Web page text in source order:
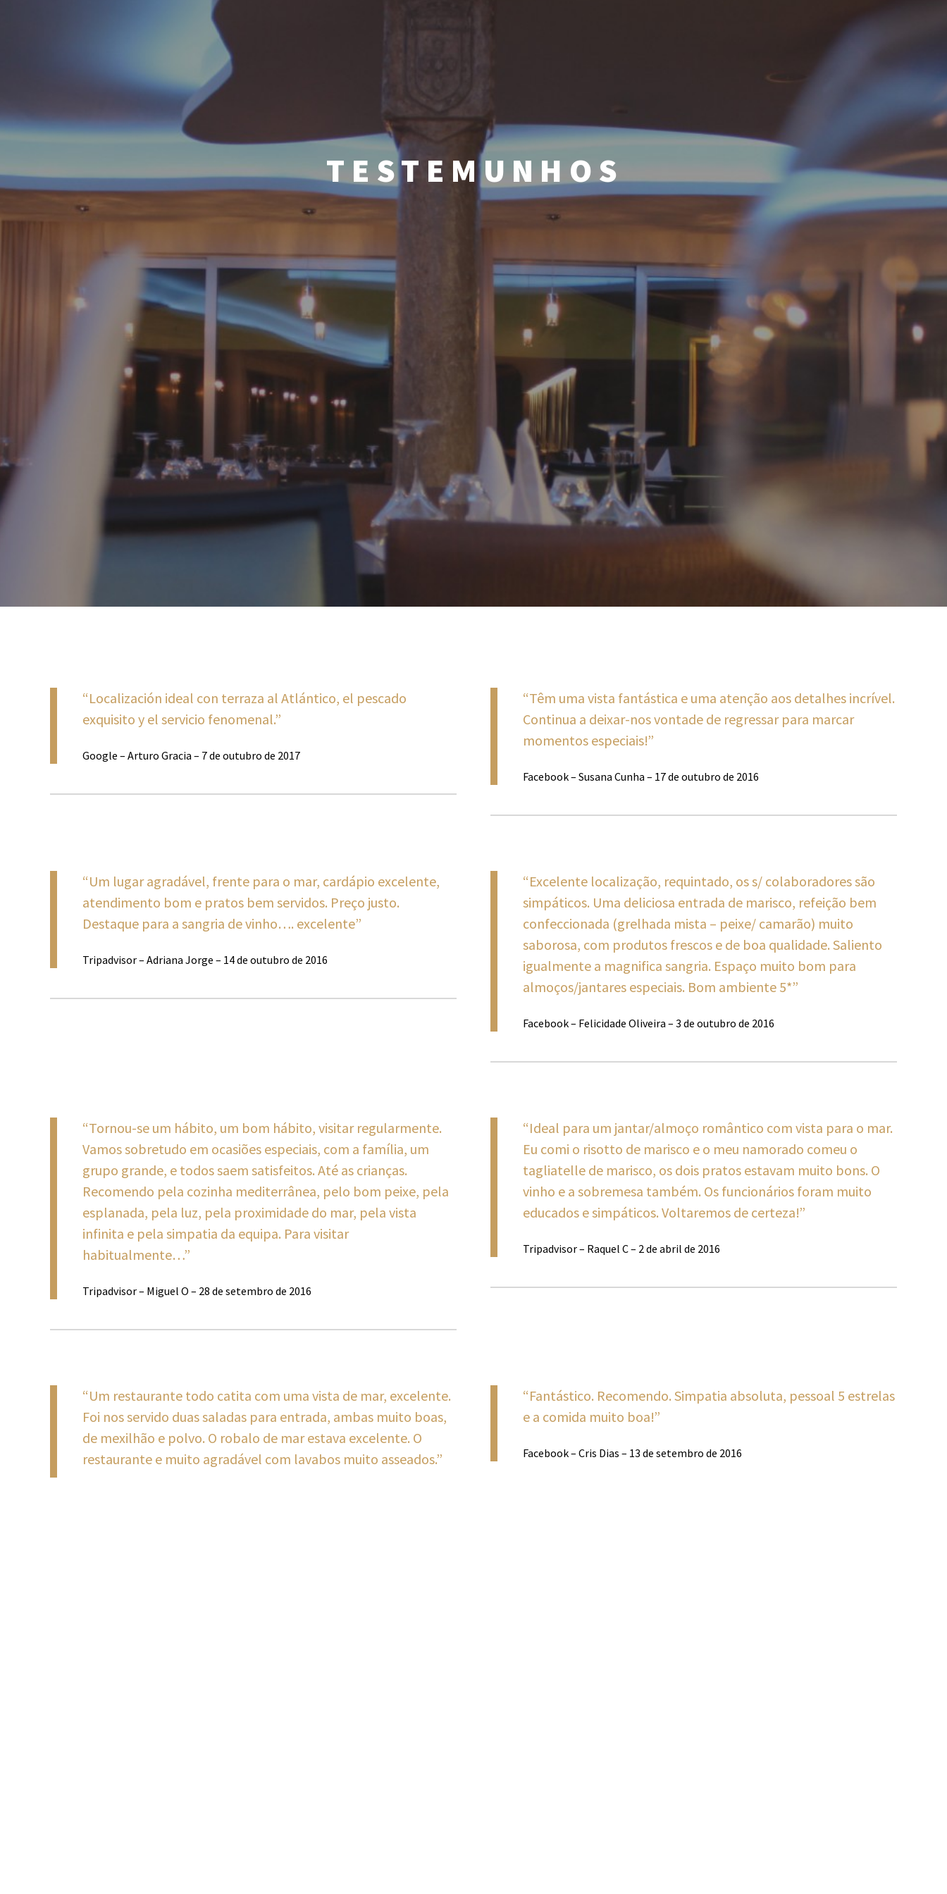
TESTEMUNHOS
“Localización ideal con terraza al Atlántico, el pescado
exquisito y el servicio fenomenal.”
Google – Arturo Gracia – 7 de outubro de 2017
“Têm uma vista fantástica e uma atenção aos detalhes incrível.
Continua a deixar-nos vontade de regressar para marcar
momentos especiais!”
Facebook – Susana Cunha – 17 de outubro de 2016
“Um lugar agradável, frente para o mar, cardápio excelente,
atendimento bom e pratos bem servidos. Preço justo.
Destaque para a sangria de vinho…. excelente”
Tripadvisor – Adriana Jorge – 14 de outubro de 2016
“Excelente localização, requintado, os s/ colaboradores são
simpáticos. Uma deliciosa entrada de marisco, refeição bem
confeccionada (grelhada mista – peixe/ camarão) muito
saborosa, com produtos frescos e de boa qualidade. Saliento
igualmente a magnifica sangria. Espaço muito bom para
almoços/jantares especiais. Bom ambiente 5*”
Facebook – Felicidade Oliveira – 3 de outubro de 2016
“Tornou-se um hábito, um bom hábito, visitar regularmente.
Vamos sobretudo em ocasiões especiais, com a família, um
grupo grande, e todos saem satisfeitos. Até as crianças.
Recomendo pela cozinha mediterrânea, pelo bom peixe, pela
esplanada, pela luz, pela proximidade do mar, pela vista
infinita e pela simpatia da equipa. Para visitar
habitualmente…”
Tripadvisor – Miguel O – 28 de setembro de 2016
“Ideal para um jantar/almoço romântico com vista para o mar.
Eu comi o risotto de marisco e o meu namorado comeu o
tagliatelle de marisco, os dois pratos estavam muito bons. O
vinho e a sobremesa também. Os funcionários foram muito
educados e simpáticos. Voltaremos de certeza!”
Tripadvisor – Raquel C – 2 de abril de 2016
“Um restaurante todo catita com uma vista de mar, excelente.
Foi nos servido duas saladas para entrada, ambas muito boas,
de mexilhão e polvo. O robalo de mar estava excelente. O
restaurante e muito agradável com lavabos muito asseados.”
“Fantástico. Recomendo. Simpatia absoluta, pessoal 5 estrelas
e a comida muito boa!”
Facebook – Cris Dias – 13 de setembro de 2016